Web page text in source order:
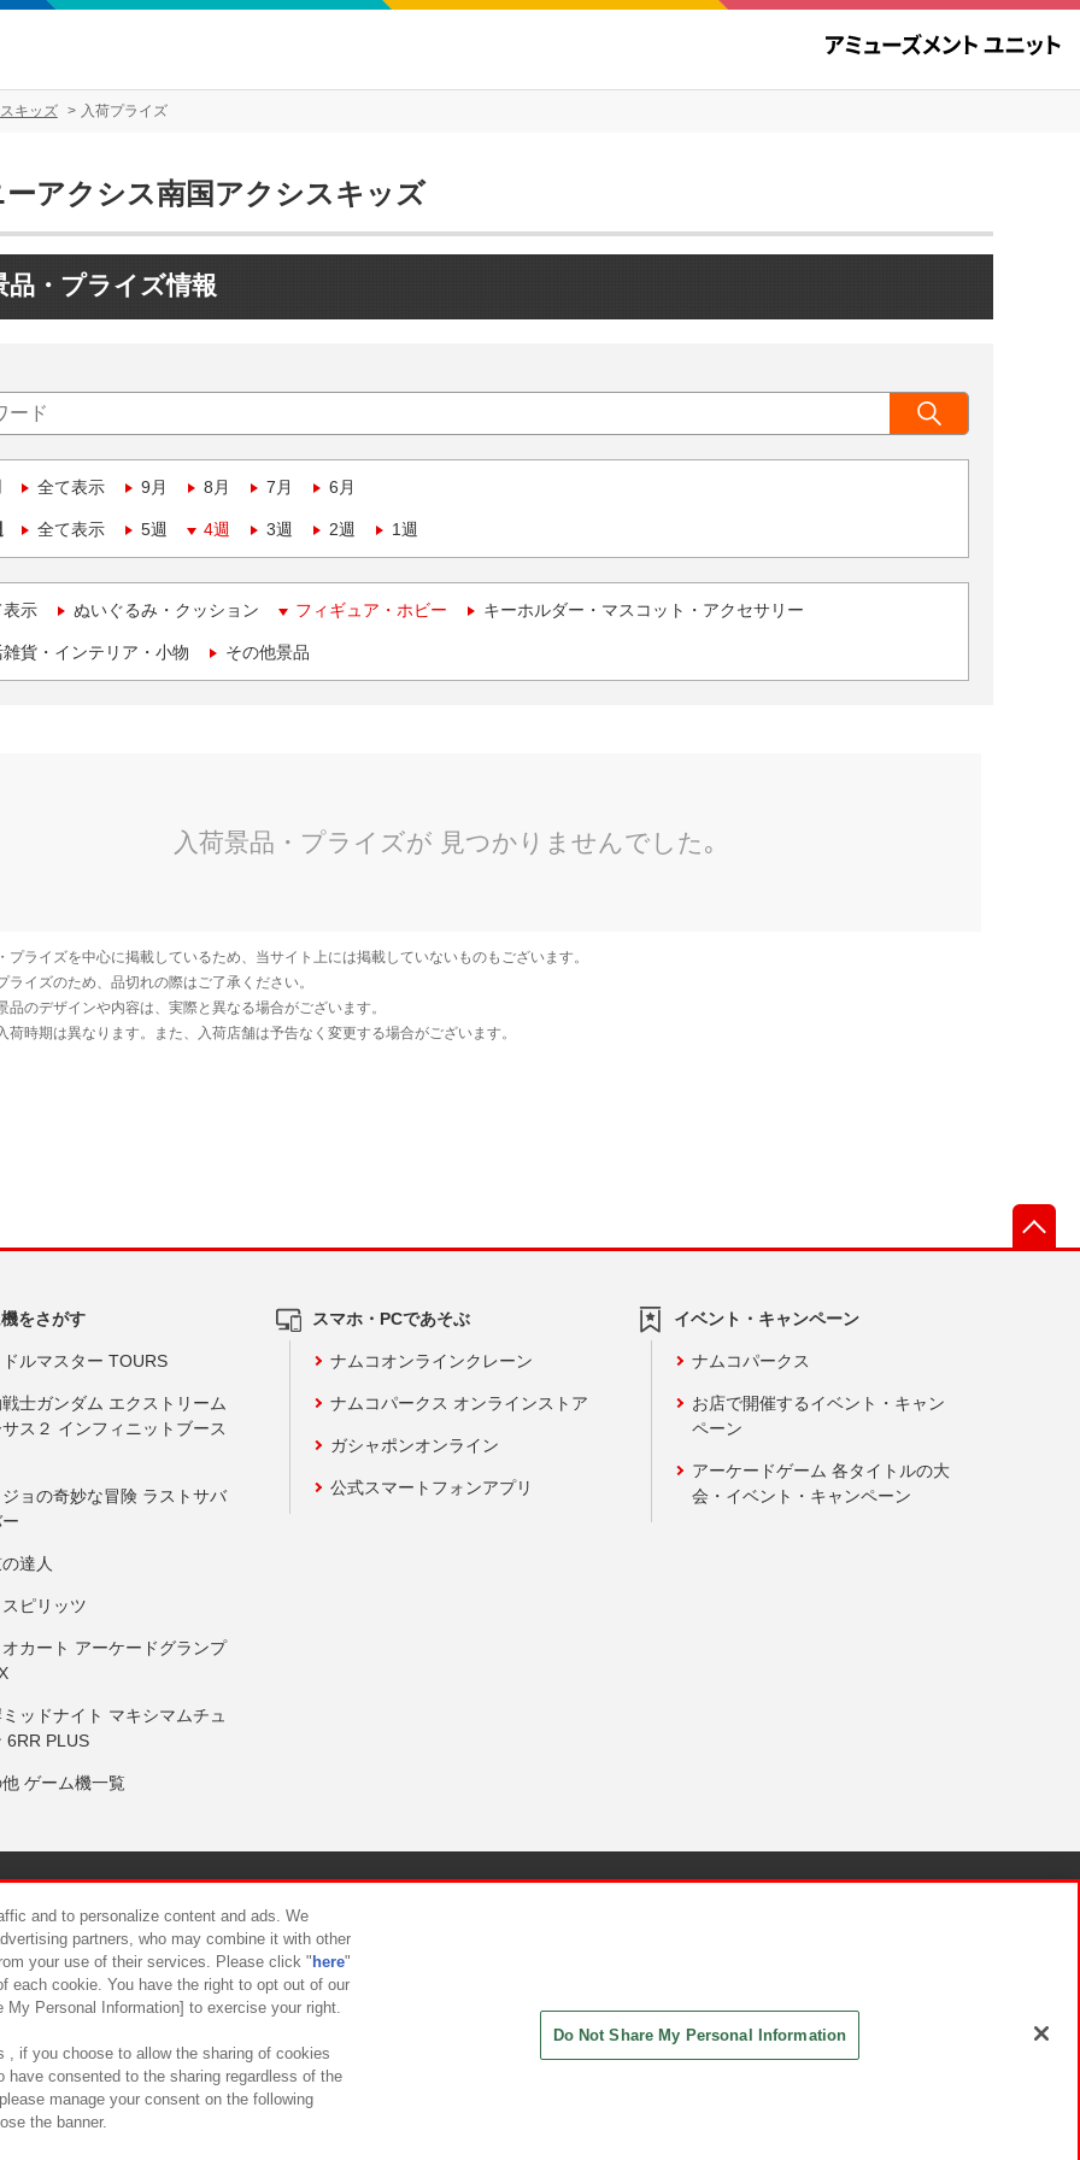
キッズ 入荷プライズ
ーアクシス南国アクシスキッズ
品・プライズ情報
全て表示 9月 8月 7月 6月
全て表示 5週 4週 3週 2週 1週
表示 ぬいぐるみ・クッション フィギュア・ホビー キーホルダー・マスコット・アクセサリー
貨・インテリア・小物 その他景品
をさがす
ルマスター TOURS
士ガンダム エクストリーム
ス２ インフィニットブース
ョの奇妙な冒険 ラストサバ
達人
ピリッツ
カート アーケードグランプ
ッドナイト マキシマムチュ
6RR PLUS
ゲーム機一覧
スマホ・PCであそぶ
ナムコオンラインクレーン
ナムコパークス オンラインストア
ガシャポンオンライン
公式スマートフォンアプリ
イベント・キャンペーン
ナムコパークス
お店で開催するイベント・キャン
ペーン
アーケードゲーム 各タイトルの大
会・イベント・キャンペーン
について カスタマーハラスメント対応方針
and to personalize content and ads. We
partners, who may combine it with other
your use of their services. Please click " here"
each cookie. You have the right to opt out of our
Personal Information] to exercise your right.
, if you choose to allow the sharing of cookies
have consented to the sharing regardless of the
manage your consent on the following
the banner.
Do Not Share My Personal Information